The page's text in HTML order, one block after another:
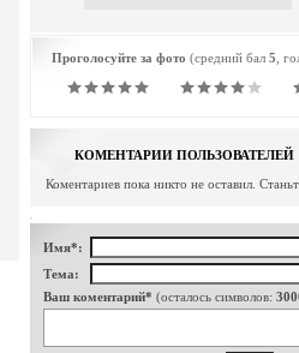
Проголосуйте за фото (средний бал 5 ,
КОМЕНТАРИИ ПОЛЬЗОВАТЕЛЕЙ
Коментариев пока никто не оставил.
Имя*:
Тема:
Ваш коментарий* (осталось символов: